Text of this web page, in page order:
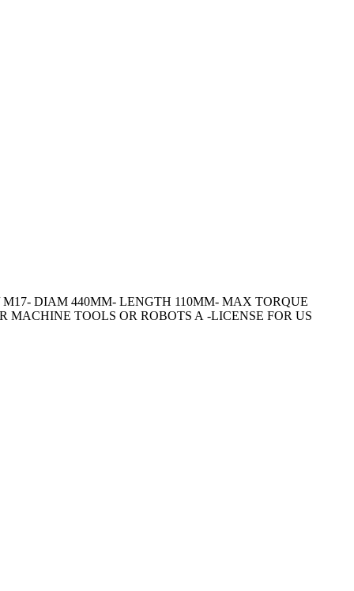
DIAM 440MM- LENGTH 110MM- MAX TORQUE
MACHINE TOOLS OR ROBOTS A -LICENSE FOR US